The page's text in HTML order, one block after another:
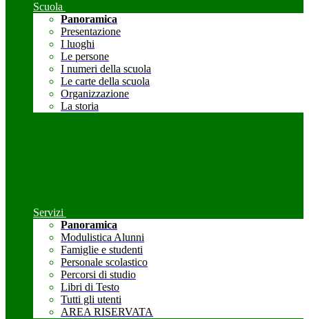
Scuola
Panoramica
Presentazione
I luoghi
Le persone
I numeri della scuola
Le carte della scuola
Organizzazione
La storia
Servizi
Panoramica
Modulistica Alunni
Famiglie e studenti
Personale scolastico
Percorsi di studio
Libri di Testo
Tutti gli utenti
AREA RISERVATA